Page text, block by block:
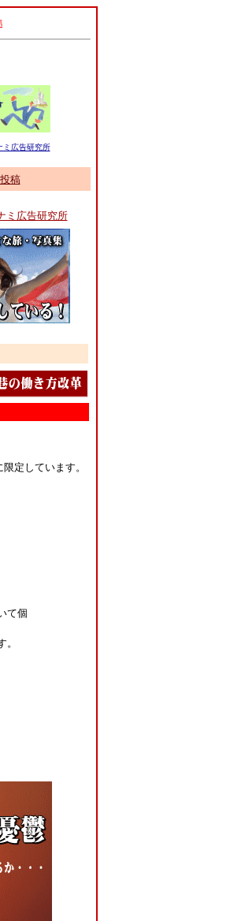
定しています。